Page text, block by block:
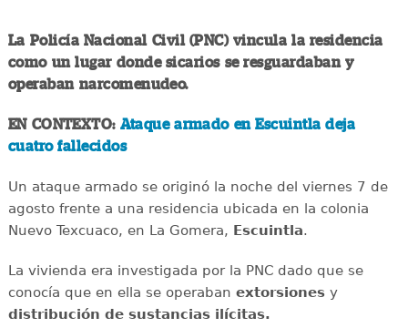
La Policía Nacional Civil (PNC) vincula la residencia
como un lugar donde sicarios se resguardaban y
operaban narcomenudeo.
EN CONTEXTO: Ataque armado en Escuintla deja
cuatro fallecidos
Un ataque armado se originó la noche del viernes 7 de
agosto frente a una residencia ubicada en la colonia
Nuevo Texcuaco, en La Gomera, Escuintla.
La vivienda era investigada por la PNC dado que se
conocía que en ella se operaban extorsionesy
distribución de sustancias ilícitas.